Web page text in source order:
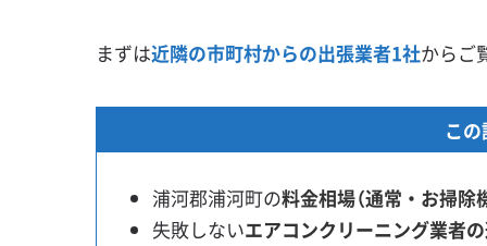
まずは近隣の市町村からの出張業者1社からご
こ
浦河郡浦河町の料金相場（通常・お掃除
失敗しないエアコンクリーニング業者